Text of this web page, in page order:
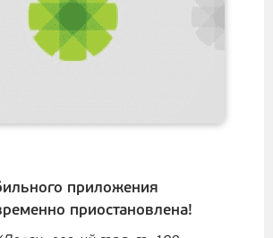
приложения
приостановлена!